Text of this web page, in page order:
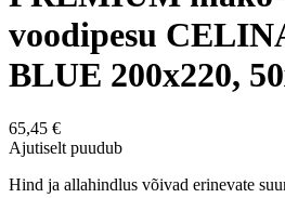
voodipesu
BLUE 200x220,
65,45 €
Ajutiselt puudub
Hind ja allahindlus võivad erinevate